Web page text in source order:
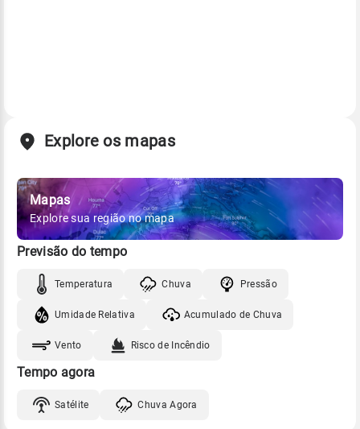
Explore os mapas
Mapas
Explore sua região no mapa
Previsão do tempo
Temperatura Chuva Pressão
Umidade Relativa Acumulado de Chuva
Vento Risco de Incêndio
Tempo agora
Satélite Chuva Agora